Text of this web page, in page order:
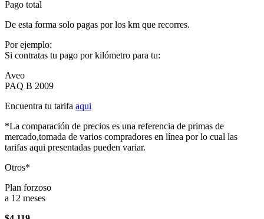
Pago total
De esta forma solo pagas por los km que recorres.
Por ejemplo:
Si contratas tu pago por kilómetro para tu:
Aveo
PAQ B 2009
Encuentra tu tarifa aqui
*La comparación de precios es una referencia de primas de
mercado,tomada de varios compradores en línea por lo cual las
tarifas aqui presentadas pueden variar.
Otros*
Plan forzoso
a 12 meses